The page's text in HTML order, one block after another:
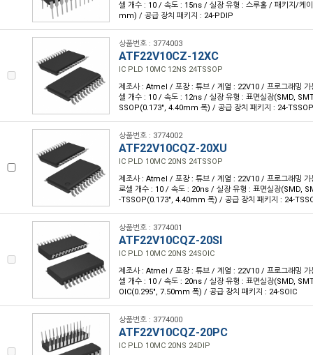
셀 개수 : 10 / 속도 : 15ns / 실장 유형 : 스루홀 / 패키지/케
mm) / 공급 장치 패키지 : 24-PDIP
상품번호 : 3774003
ATF22V10CZ-12XC
IC PLD 10MC 12NS 24TSSOP
제조사 : Atmel / 포장 : 튜브 / 계열 : 22V10 / 프로그래밍 가
셀 개수 : 10 / 속도 : 12ns / 실장 유형 : 표면실장(SMD,
SSOP(0.173", 4.40mm 폭) / 공급 장치 패키지 : 24-TSSOP
상품번호 : 3774002
ATF22V10CQZ-20XU
IC PLD 10MC 20NS 24TSSOP
제조사 : Atmel / 포장 : 튜브 / 계열 : 22V10 / 프로그래밍 가
로셀 개수 : 10 / 속도 : 20ns / 실장 유형 : 표면실장(SMD,
-TSSOP(0.173", 4.40mm 폭) / 공급 장치 패키지 : 24-
상품번호 : 3774001
ATF22V10CQZ-20SI
IC PLD 10MC 20NS 24SOIC
제조사 : Atmel / 포장 : 튜브 / 계열 : 22V10 / 프로그래밍 가
셀 개수 : 10 / 속도 : 20ns / 실장 유형 : 표면실장(SMD,
OIC(0.295", 7.50mm 폭) / 공급 장치 패키지 : 24-SOIC
상품번호 : 3774000
ATF22V10CQZ-20PC
IC PLD 10MC 20NS 24DIP